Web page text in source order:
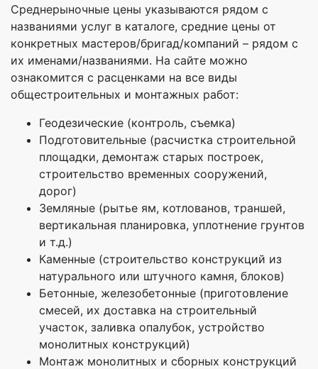
Среднерыночные цены указываются рядом с
названиями услуг в каталоге, средние цены от
конкретных мастеров/бригад/компаний – рядом с
их именами/названиями. На сайте можно
ознакомится с расценками на все виды
общестроительных и монтажных работ:
Геодезические (контроль, съемка)
Подготовительные (расчистка строительной
площадки, демонтаж старых построек,
строительство временных сооружений,
дорог)
Земляные (рытье ям, котлованов, траншей,
вертикальная планировка, уплотнение грунтов
и т.д.)
Каменные (строительство конструкций из
натурального или штучного камня, блоков)
Бетонные, железобетонные (приготовление
смесей, их доставка на строительный
участок, заливка опалубок, устройство
монолитных конструкций)
Монтаж монолитных и сборных конструкций